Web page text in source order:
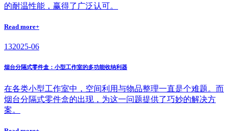
的耐温性能，赢得了广泛认可。
Read more+
132025-06
烟台分隔式零件盒：小型工作室的多功能收纳利器
在各类小型工作室中，空间利用与物品整理一直是个难题。而
烟台分隔式零件盒的出现，为这一问题提供了巧妙的解决方
案。